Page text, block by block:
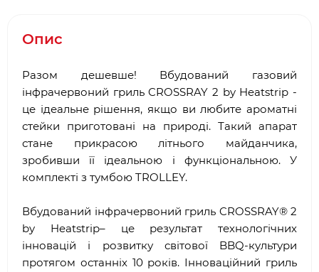
Опис
Разом дешевше! Вбудований газовий
інфрачервоний гриль CROSSRAY 2 by Heatstrip -
це ідеальне рішення, якщо ви любите ароматні
стейки приготовані на природі. Такий апарат
стане прикрасою літнього майданчика,
зробивши її ідеальною і функціональною. У
комплекті з тумбою TROLLEY.
Вбудований інфрачервоний гриль CROSSRAY® 2
by Heatstrip– це результат технологічних
інновацій і розвитку світової BBQ-культури
протягом останніх 10 років. Інноваційний гриль